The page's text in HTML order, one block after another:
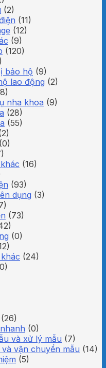
(2)
(11)
(12)
(9)
(120)
bảo hộ (9)
lao động (2)
nha khoa (9)
(28)
(55)
(0)
(16)
(93)
dụng (3)
(73)
(0)
(24)
(26)
(0)
và xử lý mẫu (7)
vận chuyển mẫu (14)
(5)